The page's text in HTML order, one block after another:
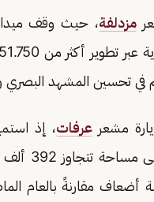
مزدلفة، حيث وقف
في تحسين المشهد البصري
مشعرعرفات، إذ
أضعاف مقارنةً بالعام